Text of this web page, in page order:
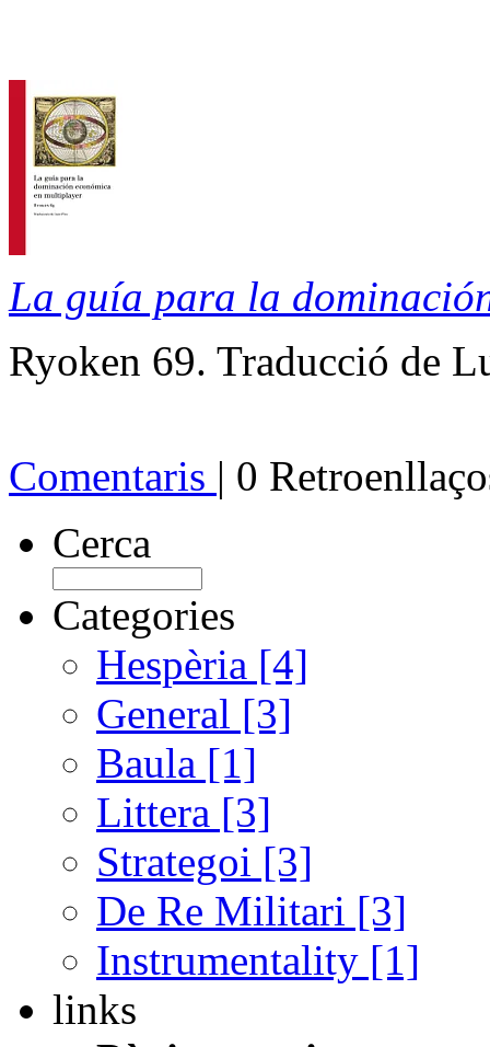
La guía para la
Ryoken 69. Traducció de
Comentaris | 0
Cerca
Categories
Hespèria [4]
General [3]
Baula [1]
Littera [3]
Strategoi [3]
De Re Militari [3]
Instrumentality [1]
links